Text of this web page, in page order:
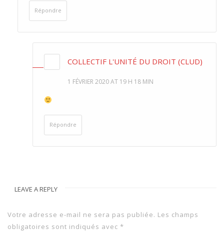
Répondre
COLLECTIF L'UNITÉ DU DROIT (CLUD)
1 FÉVRIER 2020 AT 19 H 18 MIN
Répondre
LEAVE A REPLY
Votre adresse e-mail ne sera pas publiée. Les champs
obligatoires sont indiqués avec *